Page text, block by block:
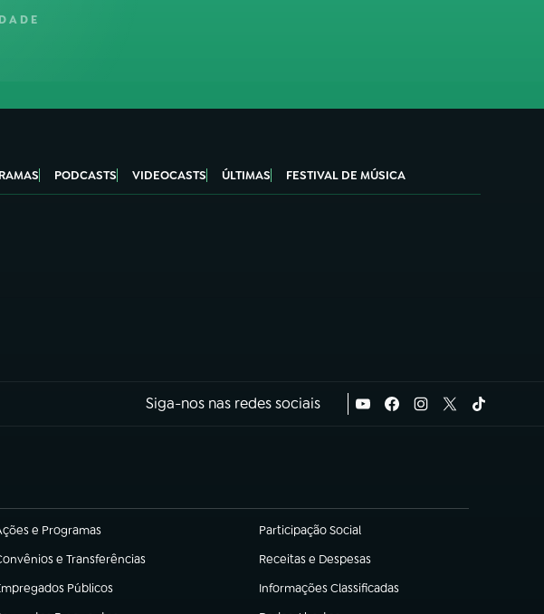
PODCASTS VIDEOCASTS ÚLTIMAS FESTIVAL DE MÚSICA
Siga-nos nas redes sociais
e Programas
em nova aba) Participação Social
(abre em nova aba)
e Transferências
em nova aba) Receitas e Despesas
(abre em nova aba)
Públicos
em nova aba) Informações Classificadas
(abre em nova aba)